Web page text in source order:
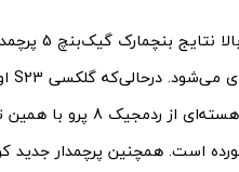
در
بخش تک‌هسته‌ای
است. همچنین پرچمدار جدید